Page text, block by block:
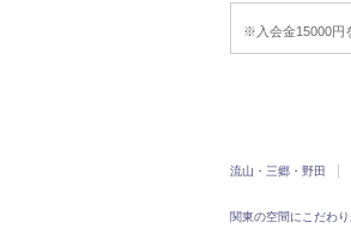
※入会金15000円
流山・三郷・野田
関東の空間にこだわ